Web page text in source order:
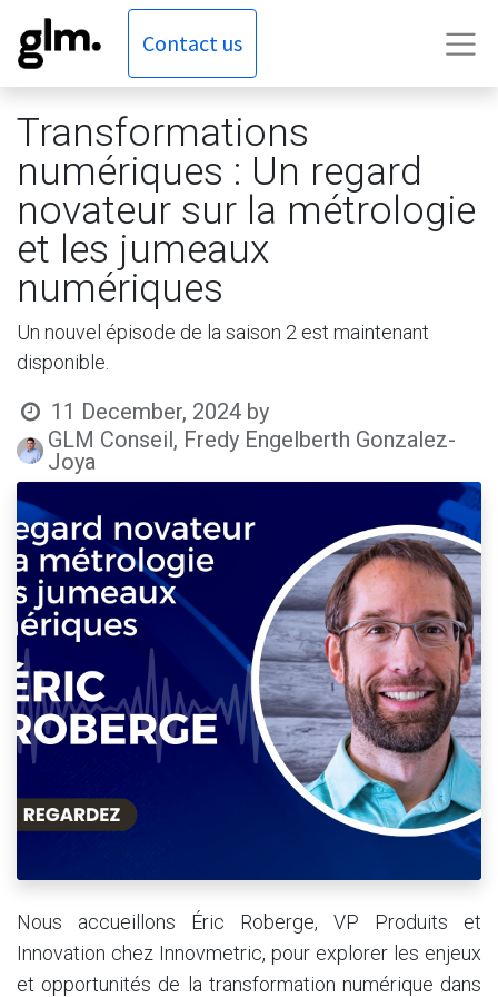
Contact us
Transformations
numériques : Un regard
novateur sur la métrologie
et les jumeaux
numériques
Un nouvel épisode de la saison 2 est maintenant
disponible.
11 December, 2024 by
GLM Conseil, Fredy Engelberth Gonzalez-
Joya
Nous accueillons Éric Roberge, VP Produits et
Innovation chez Innovmetric, pour explorer les enjeux
et opportunités de la transformation numérique dans